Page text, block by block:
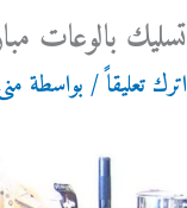
تسليك بالوعات مبارك
اترك تعليقاً/ بواسطة